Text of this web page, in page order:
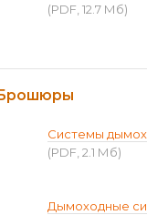
(PDF, 12.7 Мб)
Системы
(PDF, 2.1 Мб)
Дымоходные